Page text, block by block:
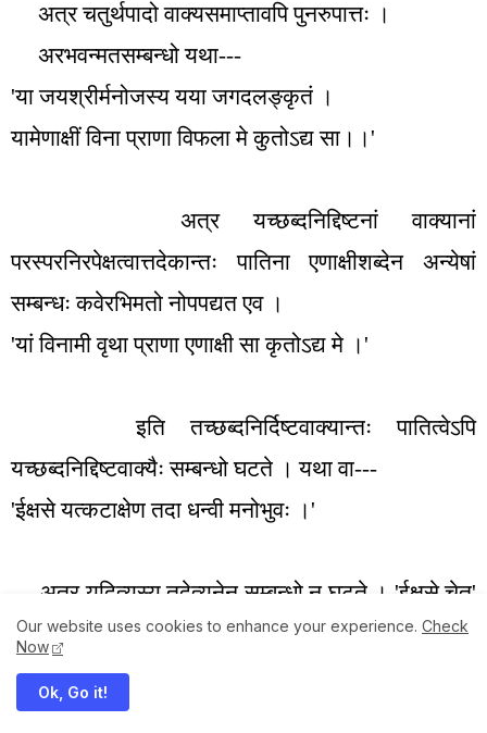
अत्र चतुर्थपादो वाक्यसमाप्तावपि पुनरुपात्तः ।
अरभवन्मतसम्बन्धो यथा---
'या जयश्रीर्मनोजस्य यया जगदलङ्कृतं ।
यामेणाक्षीं विना प्राणा विफला मे कुतोऽद्य सा।। '
अत्र यच्छब्दनिद्दिष्टनां वाक्यानां
परस्परनिरपेक्षत्वात्तदेकान्तः पातिना एणाक्षीशब्देन अन्येषां
सम्बन्धः कवेरभिमतो नोपपद्यत एव ।
'यां विनामी वृथा प्राणा एणाक्षी सा कृतोऽद्य मे । '
इति तच्छब्दनिर्दिष्टवाक्यान्तः पातित्वेऽपि
यच्छब्दनिद्दिष्टवाक्यैः सम्बन्धो घटते । यथा वा---
'ईक्षसे यत्कटाक्षेण तदा धन्वी मनोभुवः । '
अत्र यदित्यस्य तदेत्यनेन सम्बन्धो न घटते । 'ईक्षसे चेत्'
इति तु युक्तः पाठः । यथा वा---
ज्योत्स्नाचयः पयः पूरस्तारकाः कैरवाणि च ।
राजति व्योमकासारराजहंसः सुधाकरः।।
Our website uses cookies to enhance your experience. Check
Now
Ok, Go it!